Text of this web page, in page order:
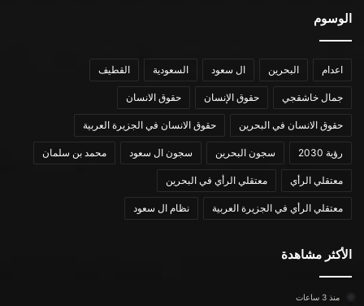
الوسوم
اعدام البحرين ال سعود السعودية القطيف
جمال خاشقجي حقوق الإنسان حقوق الانسان
حقوق الانسان في البحرين حقوق الانسان في الجزيرة العربية
رؤية 2030 سجون البحرين سجون ال سعود محمد بن سلمان
معتقلي الرأي معتقلي الرأي في البحرين
معتقلي الرأي في الجزيرة العربية نظام ال سعود
الأكثر مشاهدة
منذ 3 ساعات